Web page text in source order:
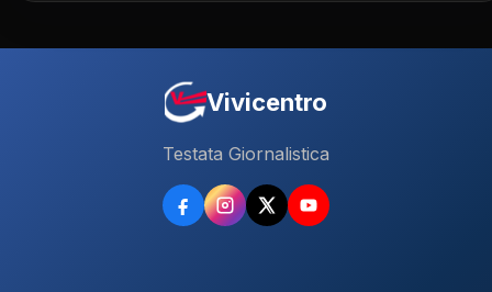
Vivicentro
Testata Giornalistica